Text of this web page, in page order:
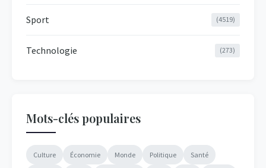
Sport (4519)
Technologie (273)
Mots-clés populaires
Culture Économie Monde Politique Santé